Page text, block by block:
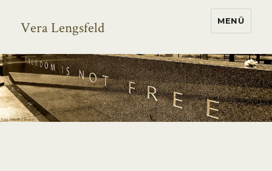
Vera Lengsfeld MENÜ